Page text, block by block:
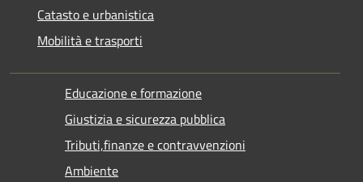
Catasto e urbanistica
Mobilità e trasporti
Educazione e formazione
Giustizia e sicurezza pubblica
Tributi,finanze e contravvenzioni
Ambiente